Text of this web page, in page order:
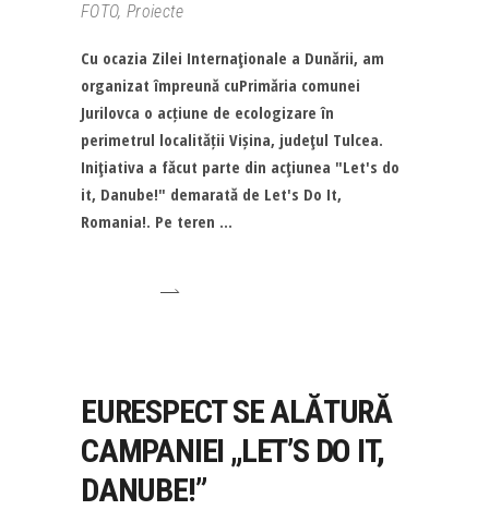
FOTO, Proiecte
Cu ocazia Zilei Internaţionale a Dunării, am
organizat împreună cuPrimăria comunei
Jurilovca o acțiune de ecologizare în
perimetrul localității Vișina, judeţul Tulcea.
Iniţiativa a făcut parte din acţiunea "Let's do
it, Danube!" demarată de Let's Do It,
Romania!. Pe teren
EURESPECT SE ALĂTURĂ
CAMPANIEI „LET’S DO IT,
DANUBE!”